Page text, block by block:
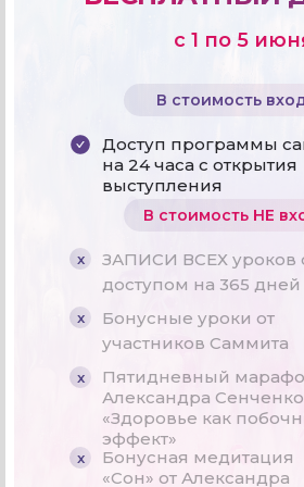
Лобсанг
Ярпель
внутреннего
Шаги в золотое
Маттиас-де-
сознательного
Как с помощью игровых
Марта
Брюс
сотрудничество как
Важность
Мария
Алекс
7 секретов здоровья
Ошо говорит:
выраженное
Ошо
с 1 по 5
В стоимость
В стоимость НЕ
Бонусная медитация
«Сон» от Александра
Пятидневный
Александра Сенченко
«Здоровье как
эффект»
ЗАПИСИ ВСЕХ уроков
доступом на 365 дней
Доступ программы
на 24 часа с открытия
выступления
x
Бонусные уроки от
участников Саммита
x
x
x